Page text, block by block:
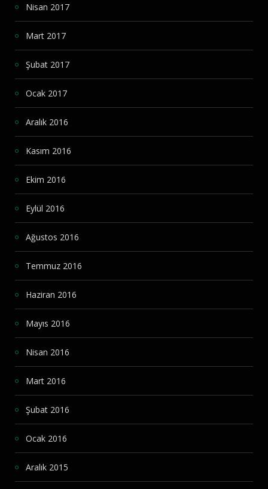
Nisan 2017
Mart 2017
Şubat 2017
Ocak 2017
Aralık 2016
Kasım 2016
Ekim 2016
Eylül 2016
Ağustos 2016
Temmuz 2016
Haziran 2016
Mayıs 2016
Nisan 2016
Mart 2016
Şubat 2016
Ocak 2016
Aralık 2015